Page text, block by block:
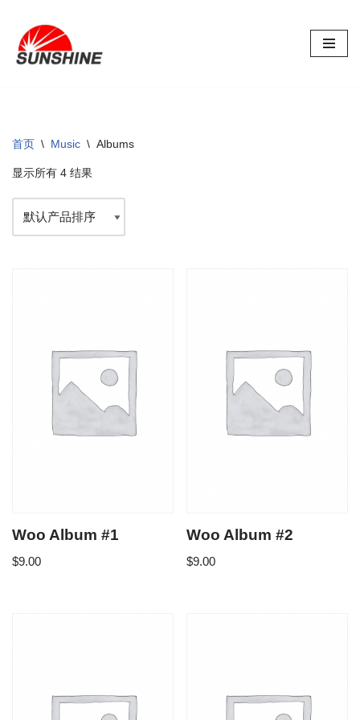
跳
至
首页 \ Music \ Albums
显示所有 4 结果
Woo Album #1
$9.00
Woo Album #2
$9.00